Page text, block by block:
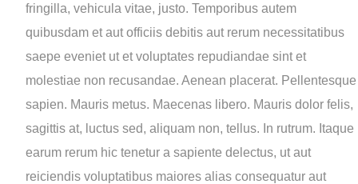
fringilla, vehicula vitae, justo. Temporibus autem
quibusdam et aut officiis debitis aut rerum necessitatibus
saepe eveniet ut et voluptates repudiandae sint et
molestiae non recusandae. Aenean placerat. Pellentesque
sapien. Mauris metus. Maecenas libero. Mauris dolor felis,
sagittis at, luctus sed, aliquam non, tellus. In rutrum. Itaque
earum rerum hic tenetur a sapiente delectus, ut aut
reiciendis voluptatibus maiores alias consequatur aut